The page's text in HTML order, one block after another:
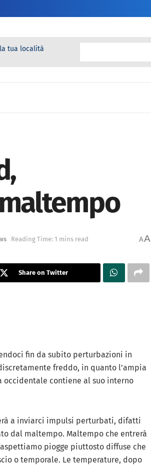
tua località
Reading Time: 1 mins read AA
Share on Twitter
fin da subito perturbazioni in
freddo, in quanto l’ampia
occidentale contiene al suo interno
a inviarci impulsi perturbati, difatti
dal maltempo. Maltempo che entrerà
piogge piuttosto diffuse che
o temporale. Le temperature, dopo